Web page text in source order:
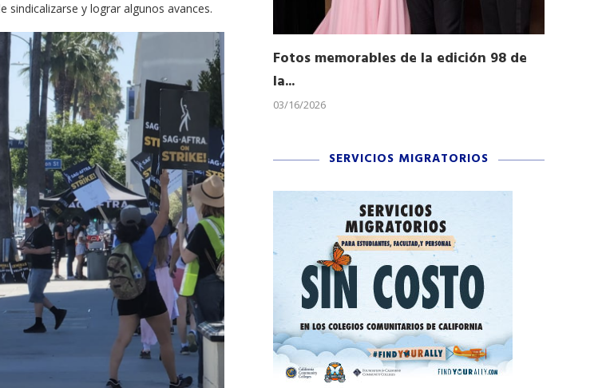
y lograr algunos avances.
Cuchicheos del Latin Grammy 2024
11/20/2024
Fotos memorables de la edición 98 de
la...
03/16/2026
SERVICIOS MIGRATORIOS